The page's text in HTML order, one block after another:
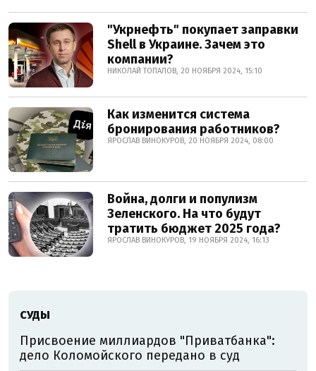
"Укрнефть" покупает заправки
Shell в Украине. Зачем это
компании?
НИКОЛАЙ ТОПАЛОВ, 20 НОЯБРЯ 2024, 15:10
Как изменится система
бронирования работников?
ЯРОСЛАВ ВИНОКУРОВ, 20 НОЯБРЯ 2024, 08:00
Война, долги и популизм
Зеленского. На что будут
тратить бюджет 2025 года?
ЯРОСЛАВ ВИНОКУРОВ, 19 НОЯБРЯ 2024, 16:13
СУДЫ
Присвоение миллиардов "Приватбанка":
дело Коломойского передано в суд